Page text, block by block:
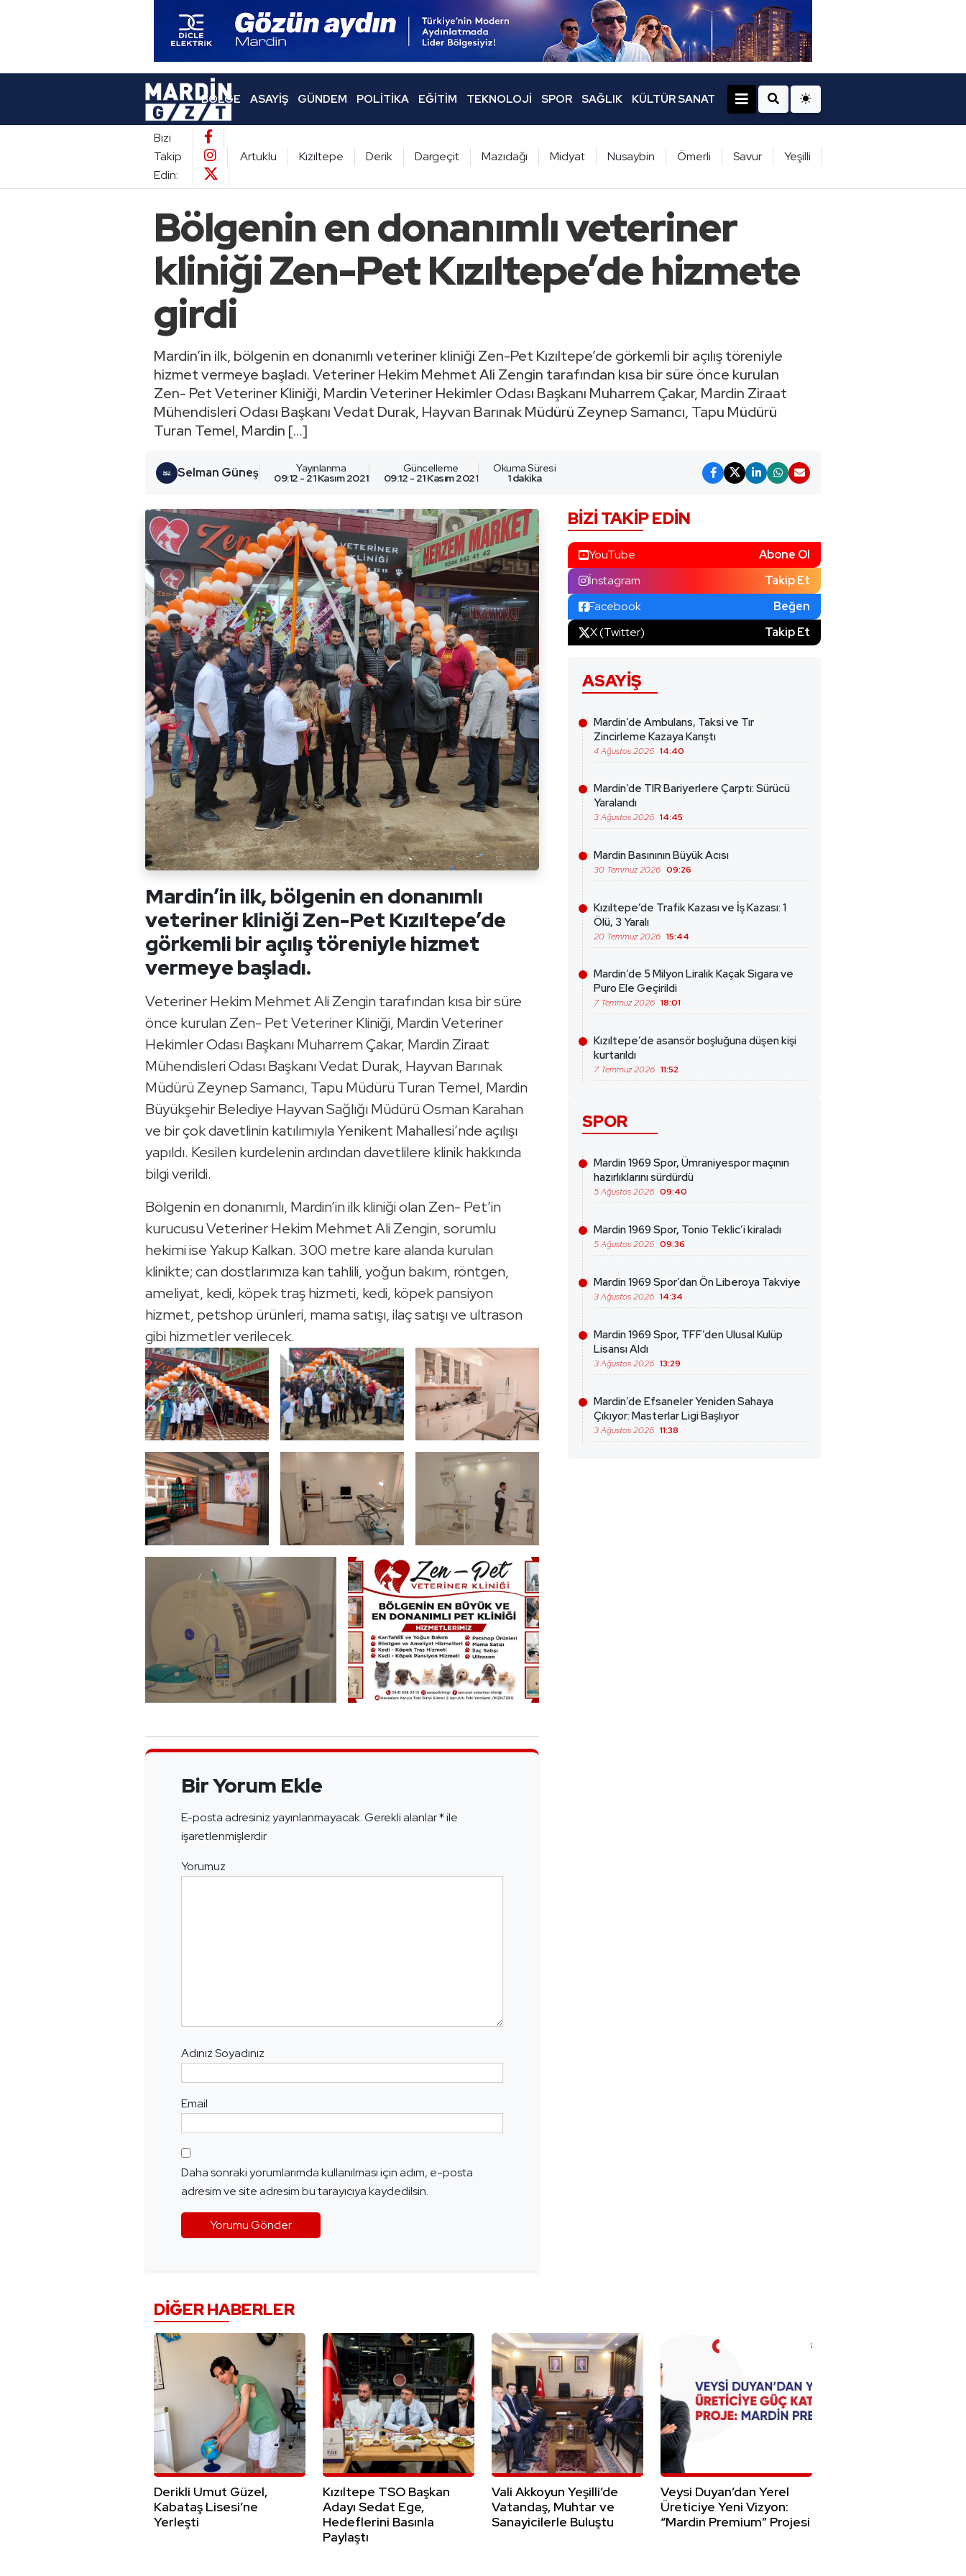
BÖLGE ASAYIŞ GÜNDEM POLITIKA EĞITIM TEKNOLOJI SPOR SAĞLIK KÜLTÜR SANAT
Bizi
Takip
Edin:
Artuklu Kızıltepe Derik Dargeçit Mazıdağı Midyat Nusaybin Ömerli Savur Yeşilli
Bölgenin en donanımlı veteriner
kliniği Zen-Pet Kızıltepe’de hizmete
girdi
Mardin’in ilk, bölgenin en donanımlı veteriner kliniği Zen-Pet Kızıltepe’de görkemli bir açılış töreniyle
hizmet vermeye başladı. Veteriner Hekim Mehmet Ali Zengin tarafından kısa bir süre önce kurulan
Zen- Pet Veteriner Kliniği, Mardin Veteriner Hekimler Odası Başkanı Muharrem Çakar, Mardin Ziraat
Mühendisleri Odası Başkanı Vedat Durak, Hayvan Barınak Müdürü Zeynep Samancı, Tapu Müdürü
Turan Temel, Mardin […]
Selman Güneş Yayınlanma
09:12 - 21 Kasım 2021
Güncelleme
09:12 - 21 Kasım 2021
Okuma Süresi
1 dakika
Mardin’in ilk, bölgenin en donanımlı
veteriner kliniği Zen-Pet Kızıltepe’de
görkemli bir açılış töreniyle hizmet
vermeye başladı.
Veteriner Hekim Mehmet Ali Zengin tarafından kısa bir süre
önce kurulan Zen- Pet Veteriner Kliniği, Mardin Veteriner
Hekimler Odası Başkanı Muharrem Çakar, Mardin Ziraat
Mühendisleri Odası Başkanı Vedat Durak, Hayvan Barınak
Müdürü Zeynep Samancı, Tapu Müdürü Turan Temel, Mardin
Büyükşehir Belediye Hayvan Sağlığı Müdürü Osman Karahan
ve bir çok davetlinin katılımıyla Yenikent Mahallesi’nde açılışı
yapıldı. Kesilen kurdelenin ardından davetlilere klinik hakkında
bilgi verildi.
Bölgenin en donanımlı, Mardin’in ilk kliniği olan Zen- Pet’in
kurucusu Veteriner Hekim Mehmet Ali Zengin, sorumlu
hekimi ise Yakup Kalkan. 300 metre kare alanda kurulan
klinikte; can dostlarımıza kan tahlili, yoğun bakım, röntgen,
ameliyat, kedi, köpek traş hizmeti, kedi, köpek pansiyon
hizmet, petshop ürünleri, mama satışı, ilaç satışı ve ultrason
gibi hizmetler verilecek.
Bir Yorum Ekle
E-posta adresiniz yayınlanmayacak.Gerekli alanlar*ile
işaretlenmişlerdir
Yorumuz
Adınız Soyadınız
Email
Daha sonraki yorumlarımda kullanılması için adım, e-posta
adresim ve site adresim bu tarayıcıya kaydedilsin.
BIZI TAKIP EDIN
YouTube
Abone Ol
İnstagram
Takip Et
Facebook
Beğen
X (Twitter)
Takip Et
ASAYIŞ
Mardin’de Ambulans, Taksi ve Tır
Zincirleme Kazaya Karıştı
4 Ağustos 2026 14:40
Mardin’de TIR Bariyerlere Çarptı: Sürücü
Yaralandı
3 Ağustos 2026 14:45
Mardin Basınının Büyük Acısı
30 Temmuz 2026 09:26
Kızıltepe’de Trafik Kazası ve İş Kazası: 1
Ölü, 3 Yaralı
20 Temmuz 2026 15:44
Mardin’de 5 Milyon Liralık Kaçak Sigara ve
Puro Ele Geçirildi
7 Temmuz 2026 18:01
Kızıltepe’de asansör boşluğuna düşen kişi
kurtarıldı
7 Temmuz 2026 11:52
SPOR
Mardin 1969 Spor, Ümraniyespor maçının
hazırlıklarını sürdürdü
5 Ağustos 2026 09:40
Mardin 1969 Spor, Tonio Teklic’i kiraladı
5 Ağustos 2026 09:36
Mardin 1969 Spor’dan Ön Liberoya Takviye
3 Ağustos 2026 14:34
Mardin 1969 Spor, TFF’den Ulusal Kulüp
Lisansı Aldı
3 Ağustos 2026 13:29
Mardin’de Efsaneler Yeniden Sahaya
Çıkıyor: Masterlar Ligi Başlıyor
3 Ağustos 2026 11:38
DIĞER HABERLER
Derikli Umut Güzel,
Kabataş Lisesi’ne
Yerleşti
Kızıltepe TSO Başkan
Adayı Sedat Ege,
Hedeflerini Basınla
Paylaştı
Vali Akkoyun Yeşilli’de
Vatandaş, Muhtar ve
Sanayicilerle Buluştu
Veysi Duyan’dan Yerel
Üreticiye Yeni Vizyon:
“Mardin Premium” Projesi